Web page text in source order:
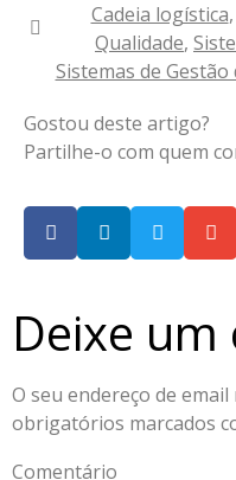
Cadeia logística,
Qualidade,
Sistemas de Gestão
Gostou deste artigo?
Partilhe-o com quem
Deixe
O seu endereço de
obrigatórios marcados
Comentário